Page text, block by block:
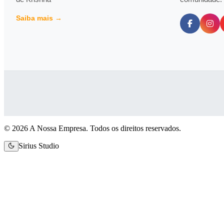
Saiba mais →
© 2026 A Nossa Empresa. Todos os direitos reservados.
Sirius Studio